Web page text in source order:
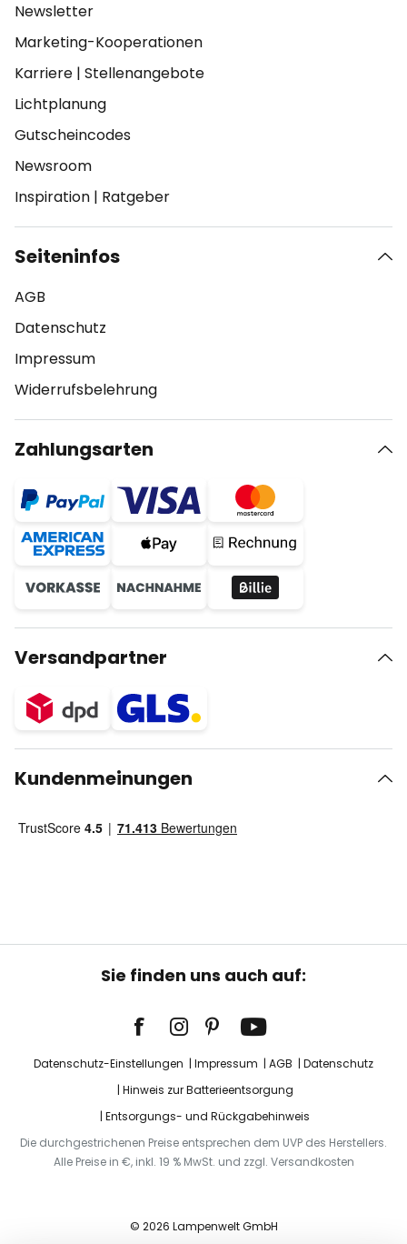
Newsletter
Marketing-Kooperationen
Karriere | Stellenangebote
Lichtplanung
Gutscheincodes
Newsroom
Inspiration | Ratgeber
Seiteninfos
AGB
Datenschutz
Impressum
Widerrufsbelehrung
Zahlungsarten
Versandpartner
Kundenmeinungen
Sie finden uns auch auf:
Datenschutz-Einstellungen Impressum AGB
Datenschutz
Hinweis zur Batterieentsorgung
Entsorgungs- und Rückgabehinweis
Die durchgestrichenen Preise entsprechen dem UVP des Herstellers.
Alle Preise in €, inkl. 19 % MwSt. und zzgl. Versandkosten
© 2026 Lampenwelt GmbH